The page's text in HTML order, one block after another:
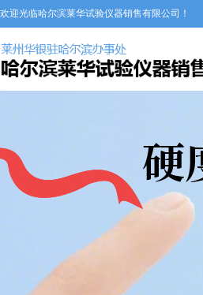
欢迎光临哈尔滨莱华试验仪器销售有限公司！